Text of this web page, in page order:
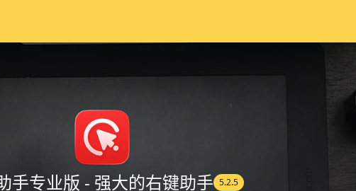
手专业版 - 强大的右键助手 5.2.5